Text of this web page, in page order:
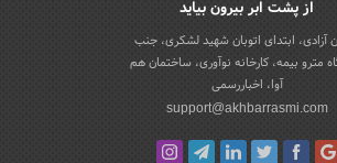
از پشت ابر بیرون بیاید
آزادی، ابتدای اتوبان شهید لشکری، جنب
مترو بیمه، کارخانه نوآوری، ساختمان هم
آوا، اخباررسمی
support@akhbarrasmi.com